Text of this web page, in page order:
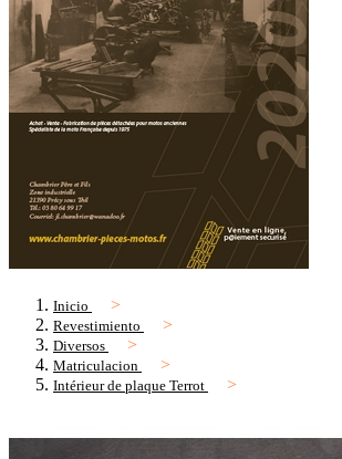
Inicio
Revestimiento
Diversos
Matriculacion
Intérieur de plaque Terrot